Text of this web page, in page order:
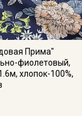
Прима"
фиолетовый,
хлопок-100%,